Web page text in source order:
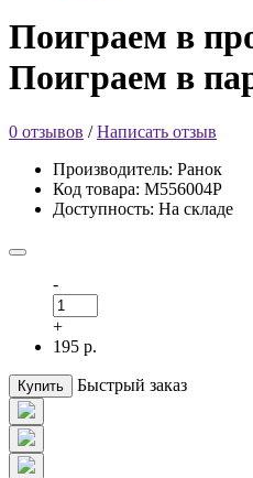
Поиграем в
Поиграем в
0 отзывов /Написать отзыв
Производитель: Ранок
Код товара: М556004Р
Доступность: На складе
-
+
195 р.
Купить Быстрый заказ